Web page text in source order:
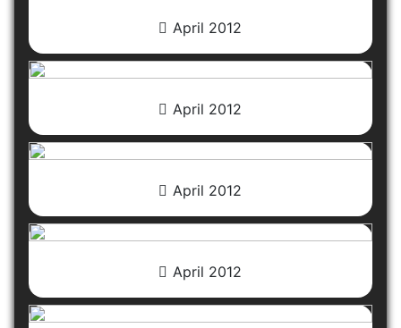
April 2012
April 2012
April 2012
April 2012